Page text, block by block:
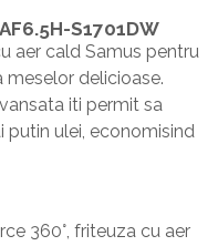
S1701DW
aer cald Samus pentru
meselor delicioase.
iti permit sa
putin ulei, economisind
360°, friteuza cu aer